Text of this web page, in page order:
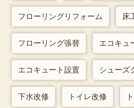
フローリングリフォーム 床
フローリング張替 エコキュ
エコキュート設置 シューズ
下水改修 トイレ改修